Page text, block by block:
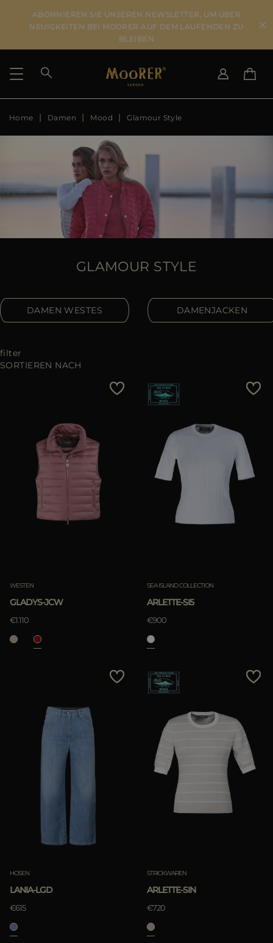
ABONNIEREN SIE UNSEREN NEWSLETTER, UM ÜBER
NEUIGKEITEN BEI MOORER AUF DEM LAUFENDEN ZU
BLEIBEN
LIEFERLAND
DE
US
JP
DK
FR
SPRACHE WÄHLEN
ERGEBNISSE ANSEHEN
Home Damen Mood Glamour Style
GLAMOUR STYLE
DAMEN WESTES DAMENJACKEN
filter
SORTIEREN NACH
löschen
Preis - niedrig zu hoch
Bestseller
Most Popular
WESTEN
GLADYS-JCW
€1.110
SEA ISLAND COLLECTION
ARLETTE-SI5
€900
HOSEN
LANIA-LGD
€615
STRICKWAREN
ARLETTE-SIN
€720